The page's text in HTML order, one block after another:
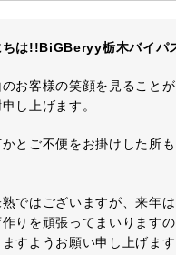
ちは!!BiGBeryy栃木バイパ
お客様の笑顔を見ることが
し上げます。
とご不便をお掛けした所
熟ではございますが、来年
作りを頑張ってまいります
すようお願い申し上げます